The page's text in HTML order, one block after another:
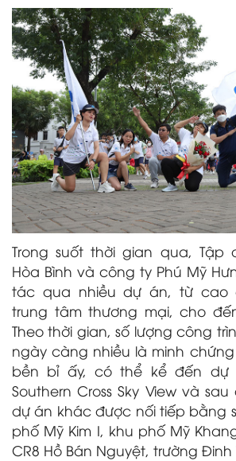
Trong suốt thời gian qua, Tập
Hòa Bình và công ty Phú Mỹ
tác qua nhiều dự án, từ cao
trung tâm thương mại, cho
Theo thời gian, số lượng công
ngày càng nhiều là minh
bền bỉ ấy, có thể kể đến dự
Southern Cross Sky View và
dự án khác được nối tiếp bằng
phố Mỹ Kim I, khu phố Mỹ
CR8 Hồ Bán Nguyệt, trường Đinh